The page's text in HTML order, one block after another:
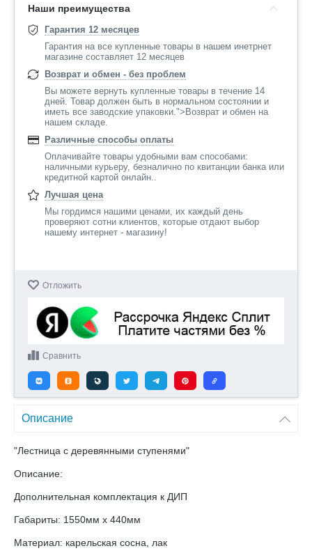
Наши преимущества
Гарантия 12 месяцев
Гарантия на все купленные товары в нашем инетрнет
магазине составляет 12 месяцев
Возврат и обмен - без проблем
Вы можете вернуть купленные товары в течение 14
дней. Товар должен быть в нормальном состоянии и
иметь все заводские упаковки.">Возврат и обмен на
нашем складе.
Различные способы оплаты
Оплачивайте товары удобными вам способами:
наличными курьеру, безналично по квитанции банка или
кредитной картой онлайн..
Лучшая цена
Мы гордимся нашими ценами, их каждый день
проверяют сотни клиентов, которые отдают выбор
нашему интернет - магазину!
Отложить
Сравнить
Описание
"Лестница с деревянными ступенями"
Описание:
Дополнительная комплектация к ДИП
Габариты: 1550мм х 440мм
Материал: карельская сосна, лак